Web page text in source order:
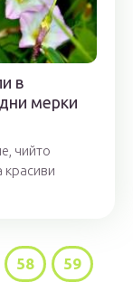
в
мерки
чийто
красиви
58 59